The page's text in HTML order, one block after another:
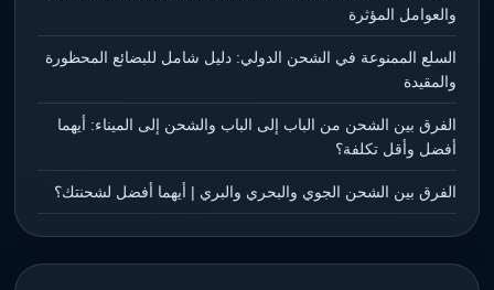
والعوامل المؤثرة
السلع الممنوعة في الشحن الدولي: دليل شامل للبضائع المحظورة
والمقيدة
الفرق بين الشحن من الباب إلى الباب والشحن إلى الميناء: أيهما
أفضل وأقل تكلفة؟
الفرق بين الشحن الجوي والبحري والبري | أيهما أفضل لشحنتك؟